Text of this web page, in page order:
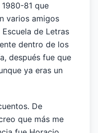
81 que
varios amigos
de Letras
dentro de los
después fue que
ya eras un
De
que más me